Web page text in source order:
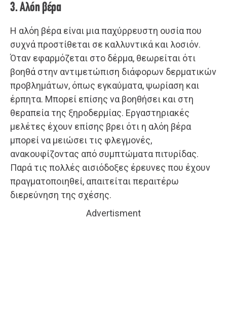
3. Αλόη βέρα
Η αλόη βέρα είναι μια παχύρρευστη ουσία που
συχνά προστίθεται σε καλλυντικά και λοσιόν.
Όταν εφαρμόζεται στο δέρμα, θεωρείται ότι
βοηθά στην αντιμετώπιση διάφορων δερματικών
προβλημάτων, όπως εγκαύματα, ψωρίαση και
έρπητα. Μπορεί επίσης να βοηθήσει και στη
θεραπεία της ξηροδερμίας. Εργαστηριακές
μελέτες έχουν επίσης βρει ότι η αλόη βέρα
μπορεί να μειώσει τις φλεγμονές,
ανακουφίζοντας από συμπτώματα πιτυρίδας.
Παρά τις πολλές αισιόδοξες έρευνες που έχουν
πραγματοποιηθεί, απαιτείται περαιτέρω
διερεύνηση της σχέσης.
Advertisment